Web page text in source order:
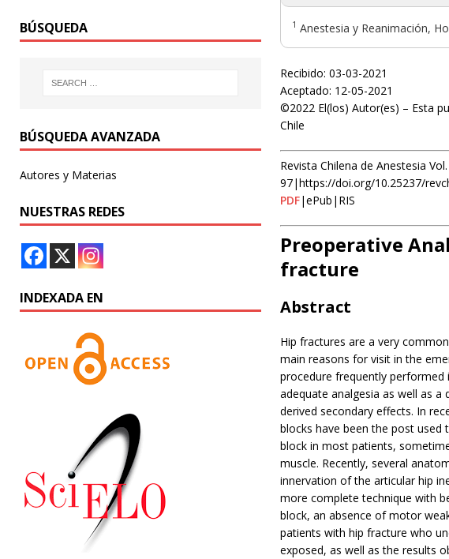
1 Anestesia y Reanimación,
Recibido: 03-03-2021
Aceptado: 12-05-2021
©2022 El(los) Autor(es) – Esta
Chile
Revista Chilena de Anestesia
97|https://doi.org/10.25237/
PDF|ePub|RIS
Preoperative
fracture
Abstract
Hip fractures are a very
main reasons for visit in the
procedure frequently
adequate analgesia as well as
derived secondary effects. In
blocks have been the post used
block in most patients,
muscle. Recently, several
innervation of the articular hip
more complete technique with
block, an absence of motor
patients with hip fracture who
exposed, as well as the results
BÚSQUEDA
BÚSQUEDA AVANZADA
Autores y Materias
NUESTRAS REDES
INDEXADA EN